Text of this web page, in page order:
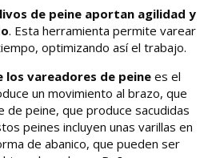
de peine aportan agilidad y
. Esta herramienta permite varear
optimizando así el trabajo.
los vareadores de peinees el
un movimiento al brazo, que
de peine, que produce sacudidas
peines incluyen unas varillas en
de abanico, que pueden ser